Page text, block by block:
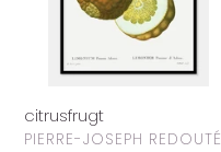
citrusfrugt
FORHANDLER
PIERRE-JOSEPH REDOUTÉ